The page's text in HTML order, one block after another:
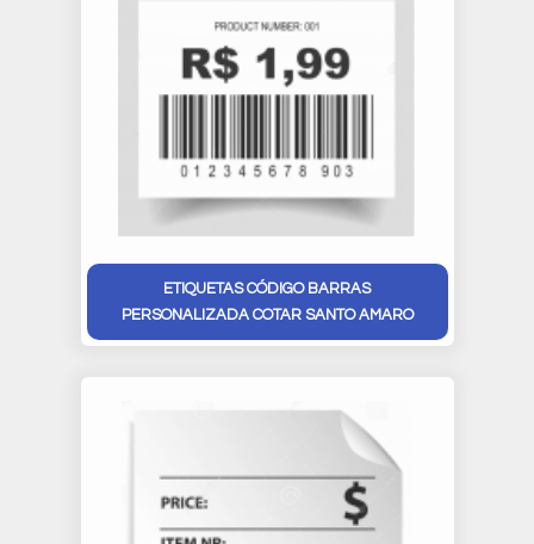
ETIQUETAS CÓDIGO BARRAS
PERSONALIZADA COTAR SANTO AMARO